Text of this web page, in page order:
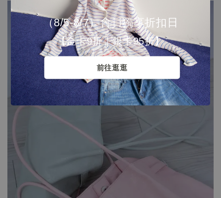
（8/5-8/7）會員獨享折扣日
【金卡9折｜銀卡95折】
前往逛逛